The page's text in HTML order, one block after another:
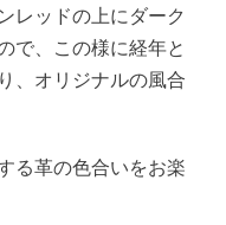
レッドの上にダーク
で、この様に経年と
、オリジナルの風合
る革の色合いをお楽